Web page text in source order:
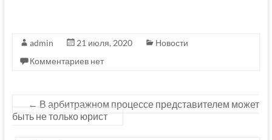
admin 21 июля, 2020
Новости
Комментариев нет
← В арбитражном процессе представителем может
быть не только юрист